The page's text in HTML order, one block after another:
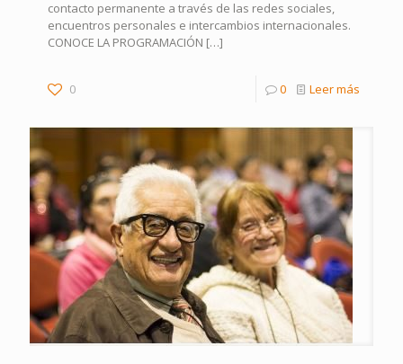
contacto permanente a través de las redes sociales,
encuentros personales e intercambios internacionales.
CONOCE LA PROGRAMACIÓN […]
0 0 Leer más